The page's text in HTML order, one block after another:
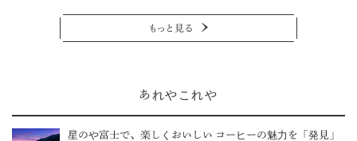
もっと見る
あれやこれや
星のや富士で、楽しくおいしい コーヒーの魅力を「発見」